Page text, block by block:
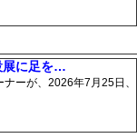
展に足を…
ーが、2026年7月25日、